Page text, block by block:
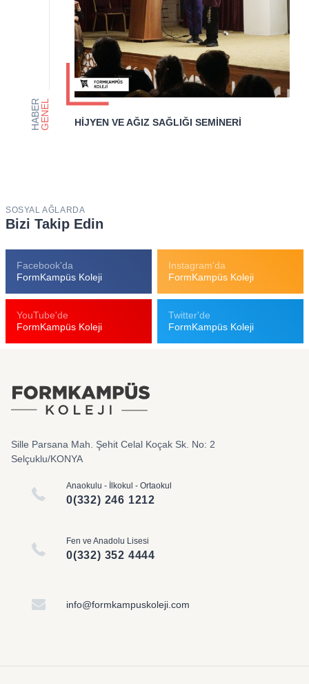
HABERGENEL HİJYEN VE AĞIZ SAĞLIĞI SEMİNERİ
SOSYAL AĞLARDA
Bizi Takip Edin
Facebook'da
FormKampüs Koleji
Instagram'da
FormKampüs Koleji
YouTube'de
FormKampüs Koleji
Twitter'de
FormKampüs Koleji
Sille Parsana Mah. Şehit Celal Koçak Sk. No: 2
Selçuklu/KONYA
Anaokulu - İlkokul - Ortaokul
0(332) 246 1212
Fen ve Anadolu Lisesi
0(332) 352 4444
info@formkampuskoleji.com